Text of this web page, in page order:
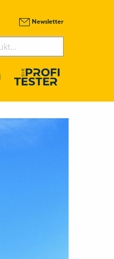
Newsletter